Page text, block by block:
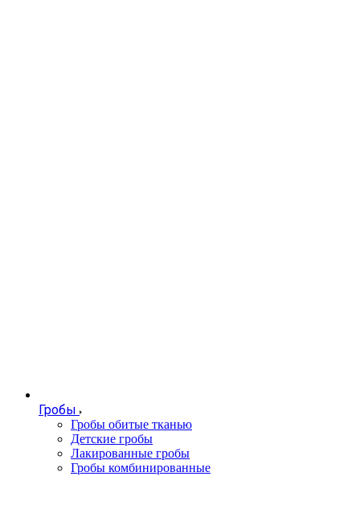
Гробы
Гробы обитые тканью
Детские гробы
Лакированные гробы
Гробы комбинированные